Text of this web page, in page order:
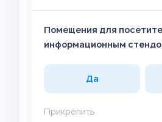
Помещения для
информационным
Да
Прикрепить